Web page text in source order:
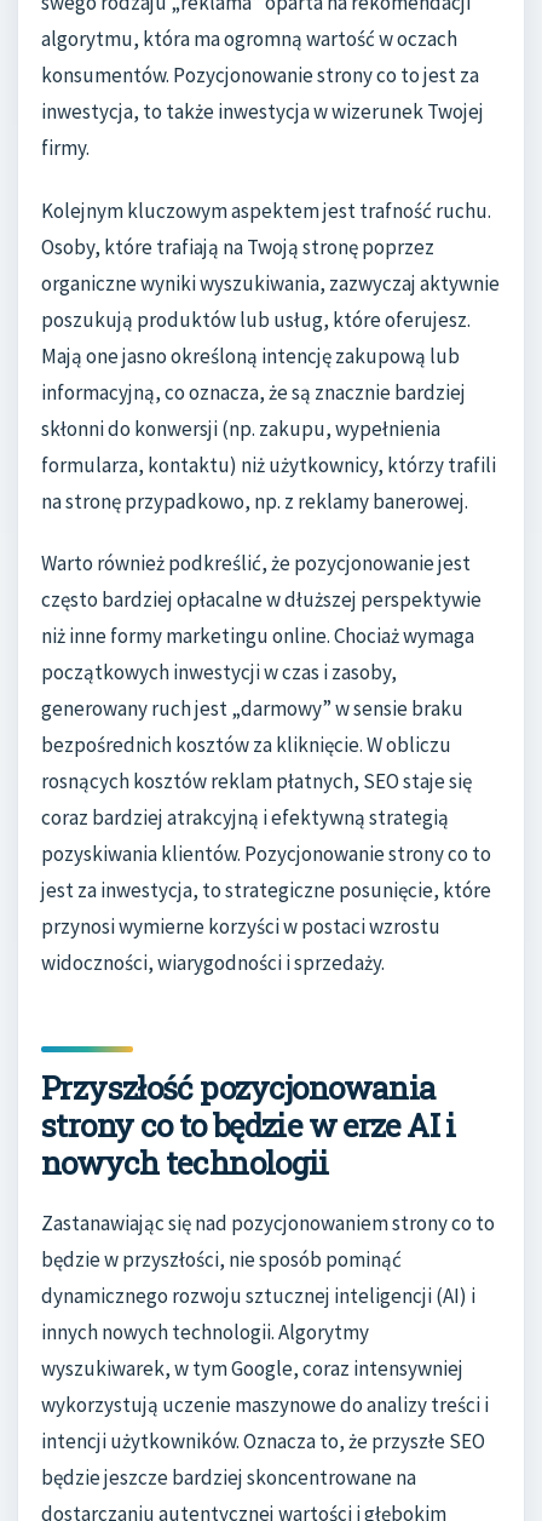
algorytmu, która ma ogromną wartość w oczach
konsumentów. Pozycjonowanie strony co to jest za
inwestycja, to także inwestycja w wizerunek Twojej
firmy.
Kolejnym kluczowym aspektem jest trafność ruchu.
Osoby, które trafiają na Twoją stronę poprzez
organiczne wyniki wyszukiwania, zazwyczaj aktywnie
poszukują produktów lub usług, które oferujesz.
Mają one jasno określoną intencję zakupową lub
informacyjną, co oznacza, że są znacznie bardziej
skłonni do konwersji (np. zakupu, wypełnienia
formularza, kontaktu) niż użytkownicy, którzy trafili
na stronę przypadkowo, np. z reklamy banerowej.
Warto również podkreślić, że pozycjonowanie jest
często bardziej opłacalne w dłuższej perspektywie
niż inne formy marketingu online. Chociaż wymaga
początkowych inwestycji w czas i zasoby,
generowany ruch jest „darmowy” w sensie braku
bezpośrednich kosztów za kliknięcie. W obliczu
rosnących kosztów reklam płatnych, SEO staje się
coraz bardziej atrakcyjną i efektywną strategią
pozyskiwania klientów. Pozycjonowanie strony co to
jest za inwestycja, to strategiczne posunięcie, które
przynosi wymierne korzyści w postaci wzrostu
widoczności, wiarygodności i sprzedaży.
Przyszłość pozycjonowania
strony co to będzie w erze AI i
nowych technologii
Zastanawiając się nad pozycjonowaniem strony co to
będzie w przyszłości, nie sposób pominąć
dynamicznego rozwoju sztucznej inteligencji (AI) i
innych nowych technologii. Algorytmy
wyszukiwarek, w tym Google, coraz intensywniej
wykorzystują uczenie maszynowe do analizy treści i
intencji użytkowników. Oznacza to, że przyszłe SEO
będzie jeszcze bardziej skoncentrowane na
dostarczaniu autentycznej wartości i głębokim